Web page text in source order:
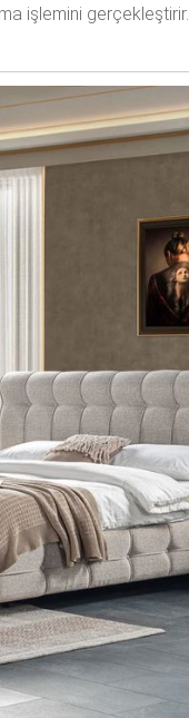
işlemini